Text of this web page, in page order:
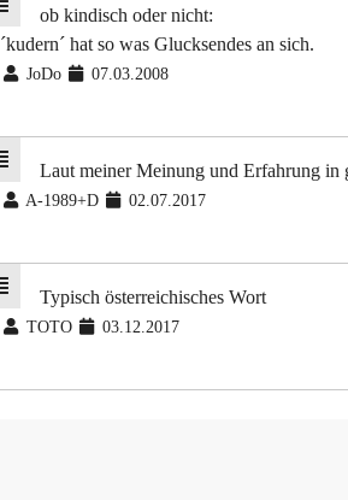
ob kindisch oder nicht:
´kudern´ hat so was Glucksendes an sich.
JoDo 07.03.2008
Laut meiner Meinung und Erfahrung in
A-1989+D 02.07.2017
Typisch österreichisches Wort
TOTO 03.12.2017